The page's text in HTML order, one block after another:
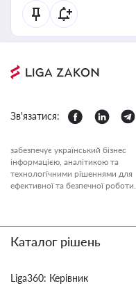
Зв'язатися:
забезпечує український бізнес
інформацією, аналітикою та
технологічними рішеннями для
ефективної та безпечної роботи.
Каталог рішень
Liga360: Керівник